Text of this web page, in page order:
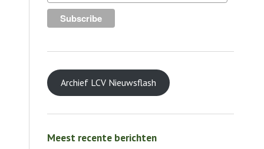
Archief LCV Nieuwsflash
Meest recente berichten